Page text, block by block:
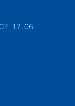
17-06